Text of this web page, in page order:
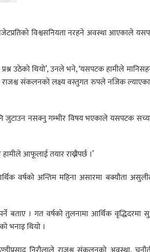
विश्वसनियता नरहने अवस्था आएकाले
उठेको थियो’, उनले भने, ‘यसपटक हामीले
राजश्व संकलनको लक्ष्य वस्तुगत रुपले नजिक
जुटाउन नसक्नु गम्भीर विषय भएकाले यसपटक
आफूलाई तयार राख्नैपर्छ ।’
वर्षको अन्तिम महिना असारमा बक्यौता
बताए । गत वर्षको तुलनामा आर्थिक वृद्धिदरमा
भनाइ थियो ।